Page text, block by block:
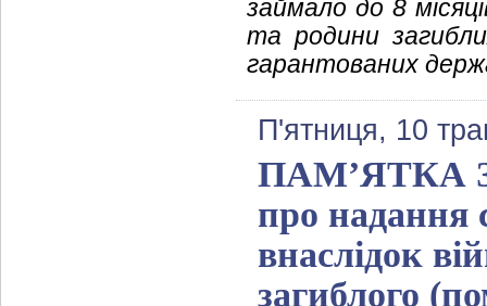
займало до 8
та родини
гарантованих
П'ятниця, 10
ПАМ’ЯТКА
про надання
внаслідок
загиблого